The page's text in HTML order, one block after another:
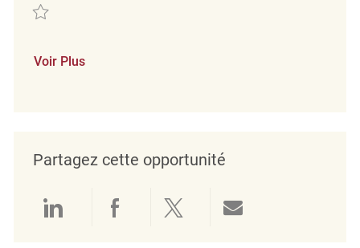
Sauvegarder Retail Loss Prevention Detective REQ141199
Voir Plus
Partagez cette opportunité
Partager via LinkedIn
Partager via Facebook
Partager via twitter